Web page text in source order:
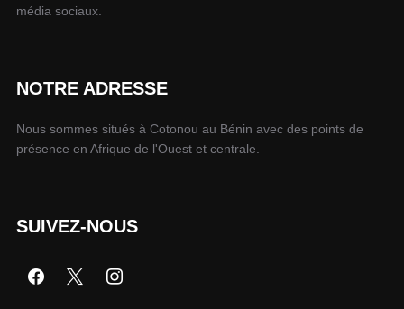
média sociaux.
NOTRE ADRESSE
Nous sommes situés à Cotonou au Bénin avec des points de
présence en Afrique de l'Ouest et centrale.
SUIVEZ-NOUS